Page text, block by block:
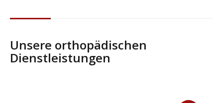
Unsere orthopädischen
Dienstleistungen